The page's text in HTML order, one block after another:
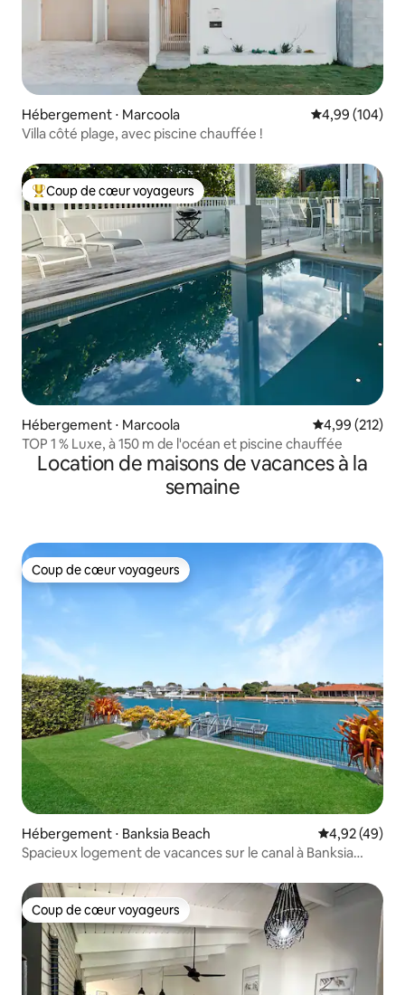
Hébergement ⋅ Marcoola Évaluation
4,99 (104)
Villa côté plage, avec piscine chauffée !
Coups de cœur voyageurs les plus appréciés
Coup de cœur voyageurs
Hébergement ⋅ Marcoola Évaluation
4,99 (212)
TOP 1 % Luxe, à 150 m de l'océan et piscine chauffée
Location de maisons de vacances à la
semaine
Coup de cœur voyageurs
Coup de cœur voyageurs
Hébergement ⋅ Banksia Beach Évaluation
4,92 (49)
Spacieux logement de vacances sur le canal à Banksia
Coup de cœur voyageurs
Coup de cœur voyageurs